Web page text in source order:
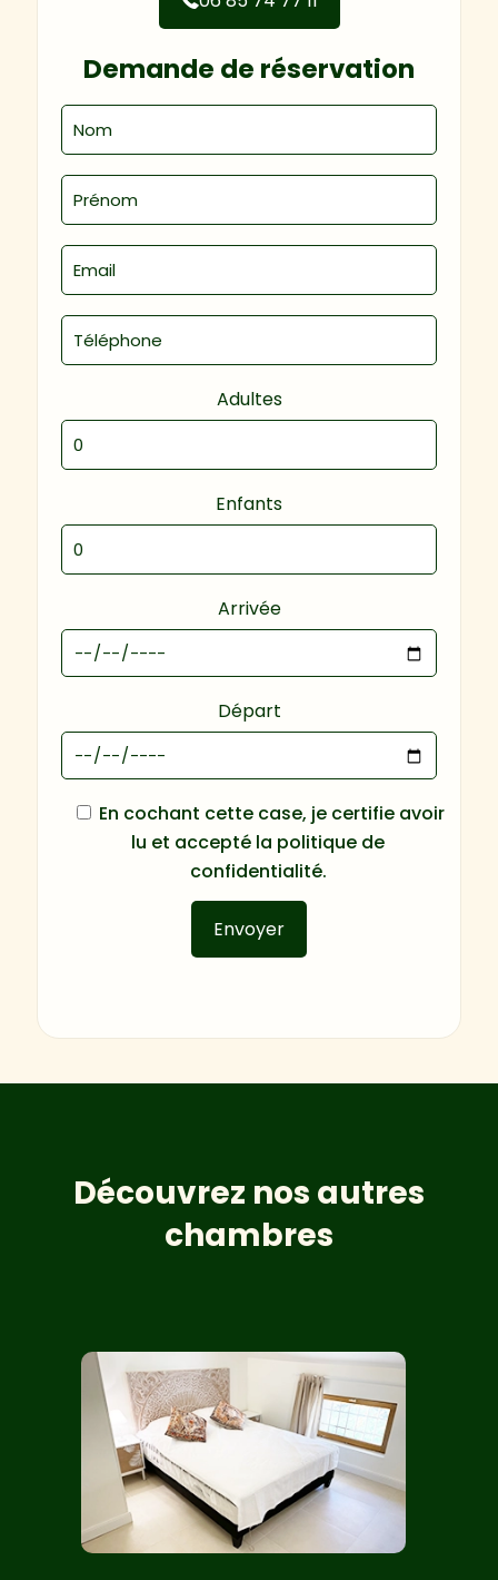
Demande de réservation
Adultes
Enfants
Arrivée
Départ
En cochant cette case, je certifie avoir
lu et accepté la politique de
confidentialité.
Découvrez nos autres
chambres